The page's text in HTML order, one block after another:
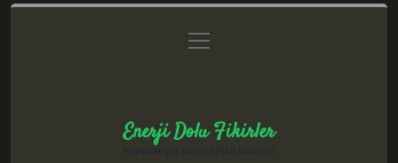
Gizlilik Politikası
menüyü
aç
Enerji Dolu Fikirler